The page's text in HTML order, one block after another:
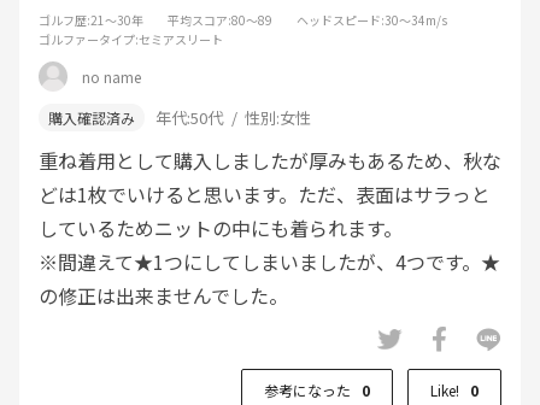
ゴルフ歴:21～30年 平均スコア:80～89 ヘッドスピード:30～34m/s
ゴルファータイプ:セミアスリート
no name
年代:50代 性別:女性
重ね着用として購入しましたが厚みもあるため、秋な
どは1枚でいけると思います。ただ、表面はサラっと
しているためニットの中にも着られます。
※間違えて★1つにしてしまいましたが、4つです。★
の修正は出来ませんでした。
参考になった 0 Like! 0